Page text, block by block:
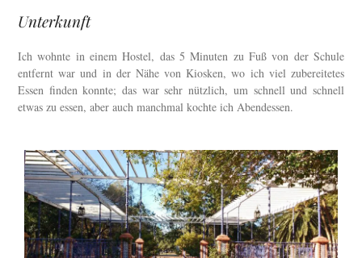
Unterkunft
Ich wohnte in einem Hostel, das 5 Minuten zu Fuß von der Schule
entfernt war und in der Nähe von Kiosken, wo ich viel zubereitetes
Essen finden konnte; das war sehr nützlich, um schnell und schnell
etwas zu essen, aber auch manchmal kochte ich Abendessen.